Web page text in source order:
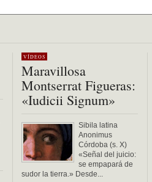
VÍDEOS
Maravillosa
Montserrat Figueras:
«Iudicii Signum»
Sibila latina
Anonimus
Córdoba (s. X)
«Señal del juicio:
se empapará de
sudor la tierra.» Desde...